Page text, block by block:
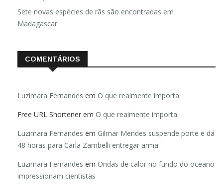
Sete novas espécies de rãs são encontradas em
Madagascar
COMENTÁRIOS
Luzimara Fernandes em O que realmente importa
Free URL Shortener em O que realmente importa
Luzimara Fernandes em Gilmar Mendes suspende porte e dá
48 horas para Carla Zambelli entregar arma
Luzimara Fernandes em Ondas de calor no fundo do oceano
impressionam cientistas